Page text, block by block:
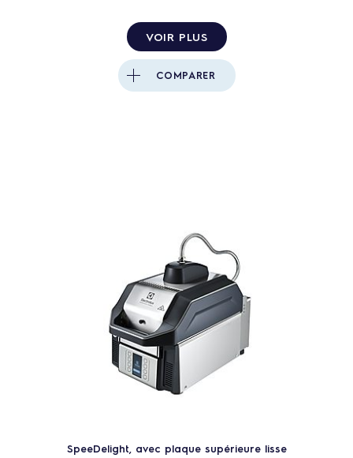
VOIR PLUS
COMPARER
SpeeDelight, avec plaque supérieure lisse